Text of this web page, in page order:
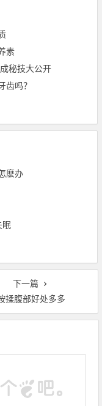
素
秘技大公开
齿吗？
麽办
眠
下一篇
揉腹部好处多多